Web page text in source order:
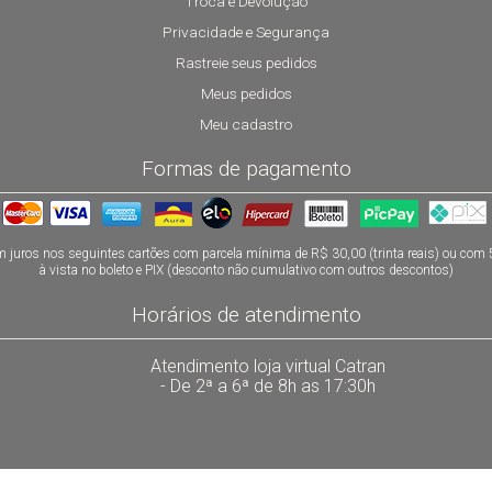
Privacidade e Segurança
Rastreie seus pedidos
Meus pedidos
Meu cadastro
Formas de pagamento
juros nos seguintes cartões com parcela mínima de R$ 30,00 (trinta reais) ou com
à vista no boleto e PIX (desconto não cumulativo com outros descontos)
Horários de atendimento
Atendimento loja virtual Catran
- De 2ª a 6ª de 8h as 17:30h